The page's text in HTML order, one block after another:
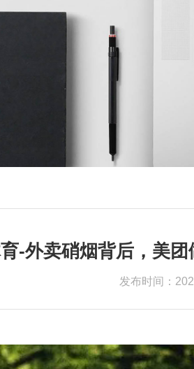
-外卖硝烟背后，美
发布时间：